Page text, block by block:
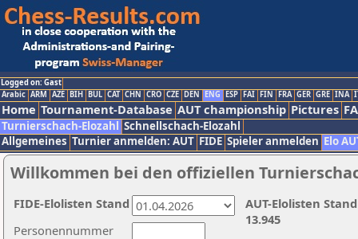
Logged on: Gast
Arabic ARM AZE BIH BUL CAT CHN CRO CZE DEN ENG ESP FAI FIN FRA GER GRE INA
Home Tournament-Database AUT championship Pictures
Turnierschach-Elozahl Schnellschach-Elozahl
Allgemeines Turnier anmelden: AUT FIDE Spieler anmelden Elo
Willkommen bei den offiziellen
Personennummer
AUT-Elolisten
13.945
FIDE-Elolisten Stand